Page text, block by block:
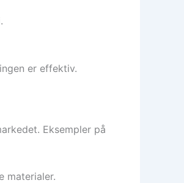
er effektiv.
Eksempler på
materialer.